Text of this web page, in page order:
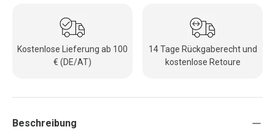
Kostenlose Lieferung ab 100
€ (DE/AT)
14 Tage Rückgaberecht und
kostenlose Retoure
Beschreibung